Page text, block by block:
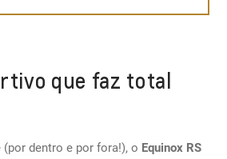
que faz total
dentro e por fora!), o Equinox RS